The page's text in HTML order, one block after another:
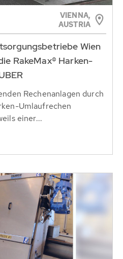
VIENNA,
AUSTRIA
Wien
RakeMax® Harken-
Rechenanlagen durch
Umlaufrechen
einer...